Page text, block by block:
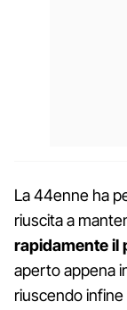
La 44enne ha
riuscita a
rapidamente il
aperto appena
riuscendo